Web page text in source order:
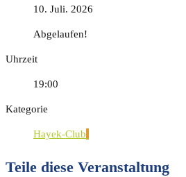
10. Juli. 2026
Abgelaufen!
Uhrzeit
19:00
Kategorie
Hayek-Club
Teile diese Veranstaltung